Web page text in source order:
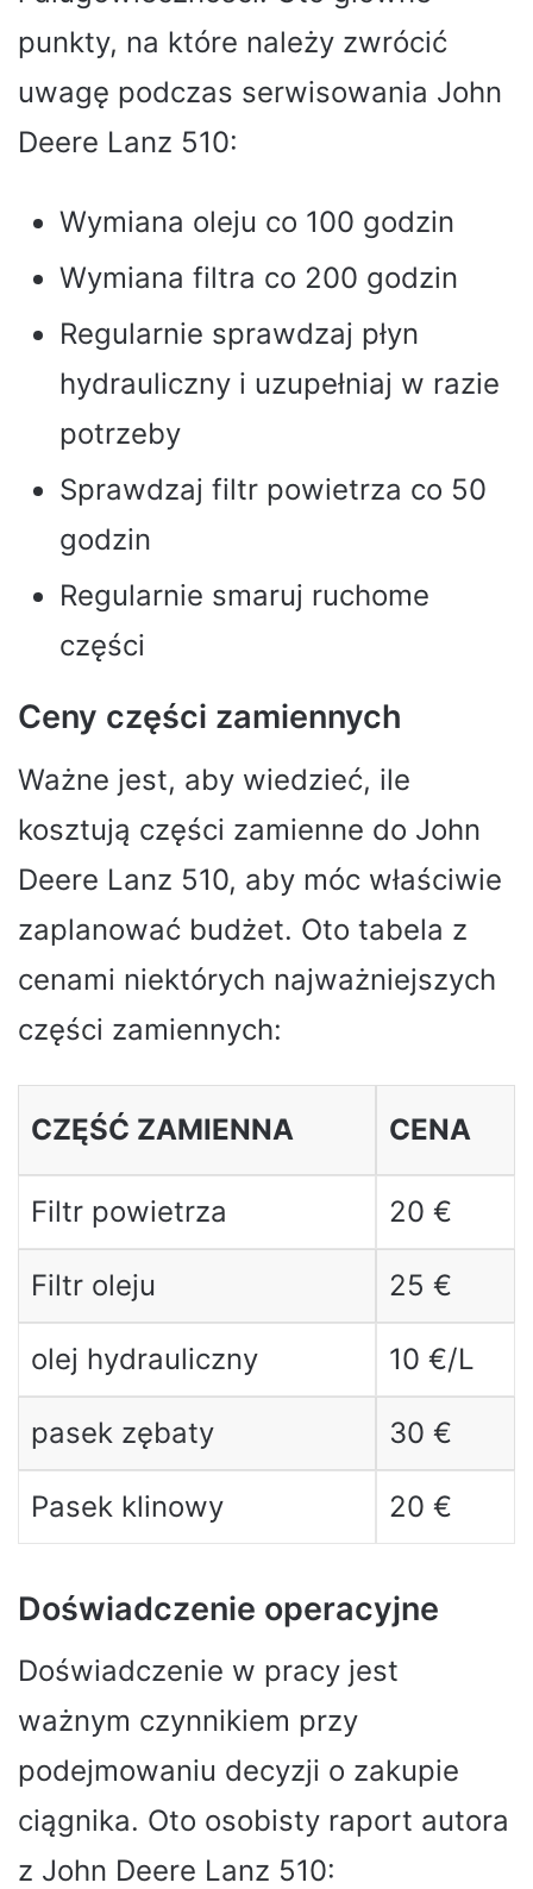
punkty, na które należy zwrócić
uwagę podczas serwisowania John
Deere Lanz 510:
Wymiana oleju co 100 godzin
Wymiana filtra co 200 godzin
Regularnie sprawdzaj płyn
hydrauliczny i uzupełniaj w razie
potrzeby
Sprawdzaj filtr powietrza co 50
godzin
Regularnie smaruj ruchome
części
Ceny części zamiennych
Ważne jest, aby wiedzieć, ile
kosztują części zamienne do John
Deere Lanz 510, aby móc właściwie
zaplanować budżet. Oto tabela z
cenami niektórych najważniejszych
części zamiennych:
CZĘŚĆ ZAMIENNA CENA
Filtr powietrza 20 €
Filtr oleju 25 €
olej hydrauliczny 10 €/L
pasek zębaty 30 €
Pasek klinowy 20 €
Doświadczenie operacyjne
Doświadczenie w pracy jest
ważnym czynnikiem przy
podejmowaniu decyzji o zakupie
ciągnika. Oto osobisty raport autora
z John Deere Lanz 510: